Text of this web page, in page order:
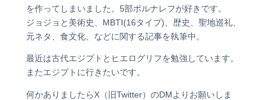
を作ってしまいました。5部ポルナレフが好きです。
ジョジョと美術史、MBTI(16タイプ)、歴史、聖地巡礼、
元ネタ、食文化、などに関する記事を執筆中。
最近は古代エジプトとヒエログリフを勉強しています。
またエジプトに行きたいです。
何かありましたらX（旧Twitter）のDMよりお願いしま